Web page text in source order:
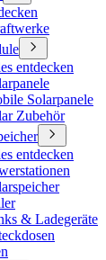
entdecken
Solarpanele
Zubehör
entdecken
& Ladegeräte